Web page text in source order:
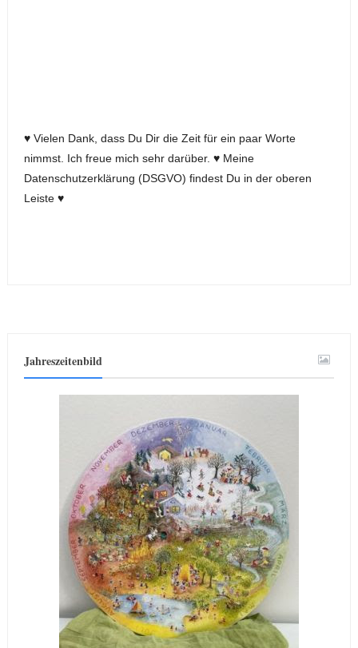
♥ Vielen Dank, dass Du Dir die Zeit für ein paar Worte
nimmst. Ich freue mich sehr darüber. ♥ Meine
Datenschutzerklärung (DSGVO) findest Du in der oberen
Leiste ♥
Jahreszeitenbild